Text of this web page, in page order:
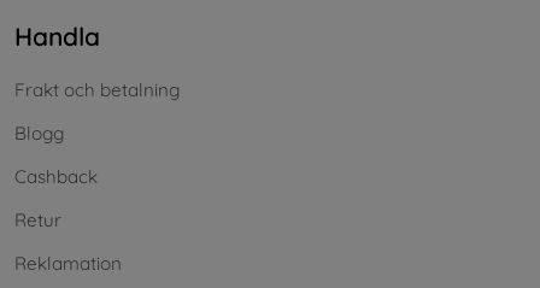
Handla
Frakt och betalning
Blogg
Cashback
Retur
Reklamation